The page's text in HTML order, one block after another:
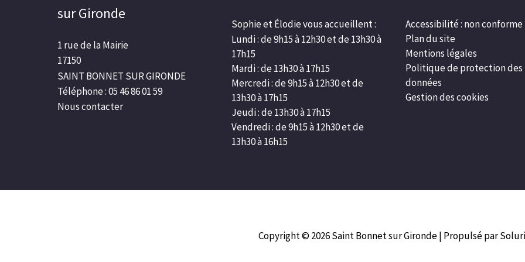
sur Gironde
1 rue de la Mairie
17150
SAINT BONNET SUR GIRONDE
Téléphone : 05 46 86 01 59
Nous contacter
Sophie et Élodie vous accueillent :
Lundi : de 9h15 à 12h30 et de 13h30 à
17h15
Mardi : de 13h30 à 17h15
Mercredi : de 9h15 à 12h30 et de
13h30 à 17h15
Jeudi : de 13h30 à 17h15
Vendredi : de 9h15 à 12h30 et de
13h30 à 16h15
Accessibilité : non conforme
Plan du site
Mentions légales
Politique de protection des
données
Gestion des cookies
Copyright © 2026Saint Bonnet sur Gironde| Propulsé par